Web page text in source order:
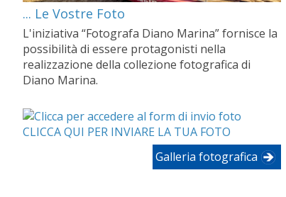
... Le Vostre Foto
L'iniziativa “Fotografa Diano Marina” fornisce la
possibilità di essere protagonisti nella
realizzazione della collezione fotografica di
Diano Marina.
CLICCA QUI PER INVIARE LA TUA FOTO
Galleria fotografica